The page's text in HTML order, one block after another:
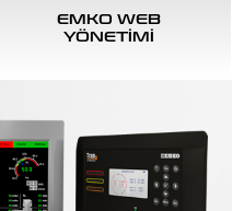
EMKO WEB
YÖNETİMİ